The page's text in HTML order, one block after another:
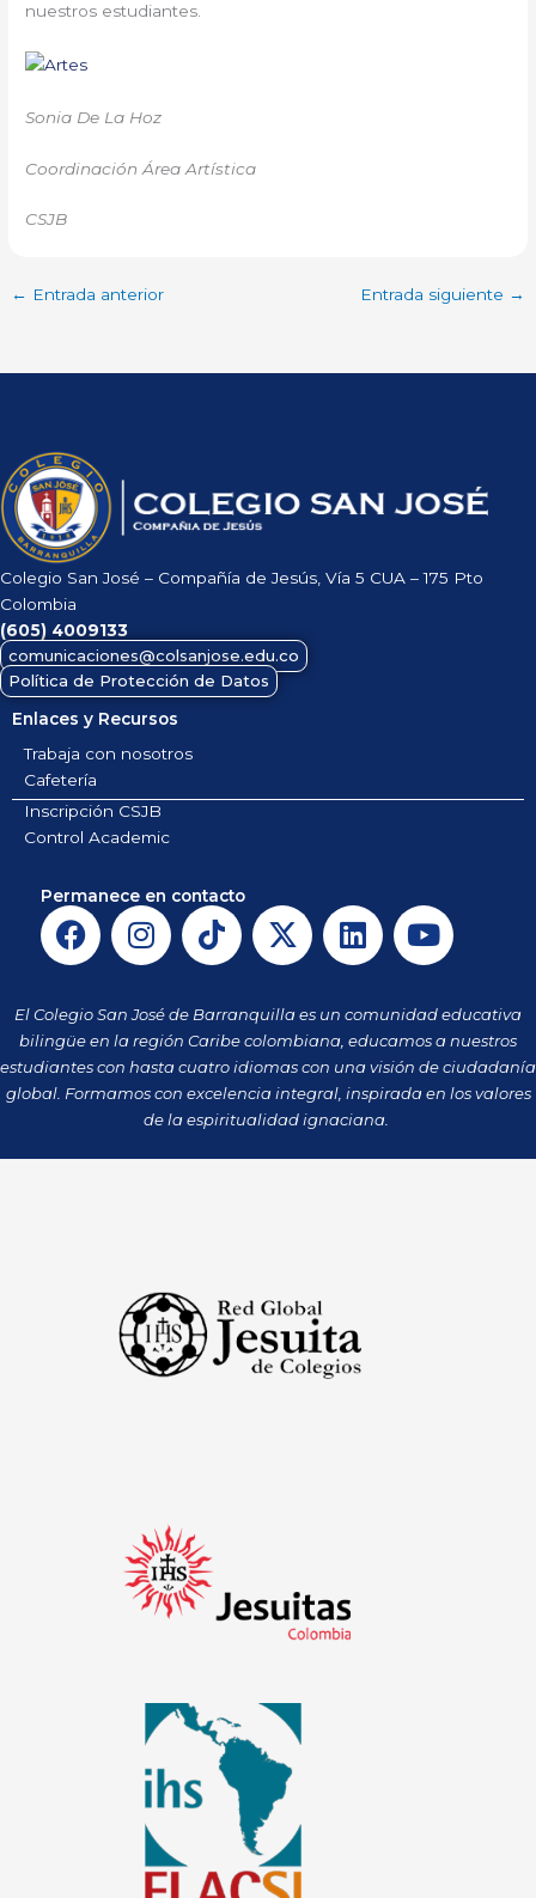
nuestros estudiantes.
Sonia De La Hoz
Coordinación Área Artística
CSJB
← Entrada anterior Entrada siguiente →
Colegio San José – Compañía de Jesús, Vía 5 CUA – 175 Pto
Colombia
(605) 4009133
comunicaciones@colsanjose.edu.co
Política de Protección de Datos
Enlaces y Recursos
Trabaja con nosotros
Cafetería
Inscripción CSJB
Control Academic
Permanece en contacto
F
a
e
b
o
o
I
n
t
a
g
r
a
m
T
i
t
o
k
X
-
w
i
t
t
e
r
L
i
k
e
d
i
n
Y
o
t
u
b
e
El Colegio San José de Barranquilla es un comunidad educativa
bilingüe en la región Caribe colombiana, educamos a nuestros
estudiantes con hasta cuatro idiomas con una visión de ciudadanía
global. Formamos con excelencia integral, inspirada en los valores
de la espiritualidad ignaciana.